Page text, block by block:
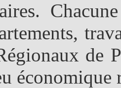
de
économique